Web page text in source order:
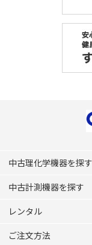
中古理化学機器を探す
中古計測機器を探す
レンタル
ご注文方法